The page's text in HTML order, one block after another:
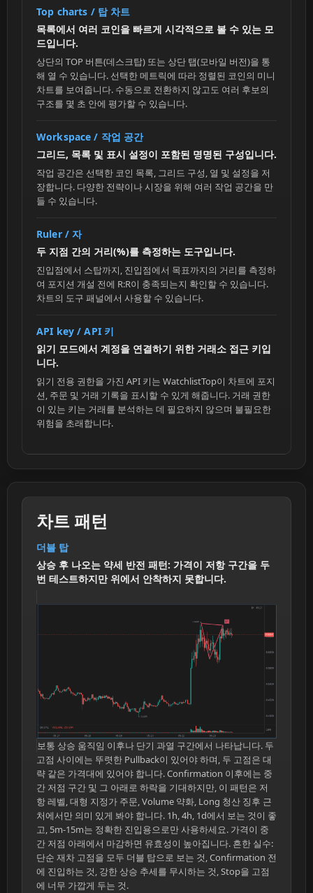
Top charts / 탑 차트
목록에서 여러 코인을 빠르게 시각적으로 볼 수 있는 모
드입니다.
상단의 TOP 버튼(데스크탑) 또는 상단 탭(모바일 버전)을 통
해 열 수 있습니다. 선택한 메트릭에 따라 정렬된 코인의 미니
차트를 보여줍니다. 수동으로 전환하지 않고도 여러 후보의
구조를 몇 초 안에 평가할 수 있습니다.
Workspace / 작업 공간
그리드, 목록 및 표시 설정이 포함된 명명된 구성입니다.
작업 공간은 선택한 코인 목록, 그리드 구성, 열 및 설정을 저
장합니다. 다양한 전략이나 시장을 위해 여러 작업 공간을 만
들 수 있습니다.
Ruler / 자
두 지점 간의 거리(%)를 측정하는 도구입니다.
진입점에서 스탑까지, 진입점에서 목표까지의 거리를 측정하
여 포지션 개설 전에 R:R이 충족되는지 확인할 수 있습니다.
차트의 도구 패널에서 사용할 수 있습니다.
API key / API 키
읽기 모드에서 계정을 연결하기 위한 거래소 접근 키입
니다.
읽기 전용 권한을 가진 API 키는 WatchlistTop이 차트에 포지
션, 주문 및 거래 기록을 표시할 수 있게 해줍니다. 거래 권한
이 있는 키는 거래를 분석하는 데 필요하지 않으며 불필요한
위험을 초래합니다.
차트 패턴
더블 탑
상승 후 나오는 약세 반전 패턴: 가격이 저항 구간을 두
번 테스트하지만 위에서 안착하지 못합니다.
보통 상승 움직임 이후나 단기 과열 구간에서 나타납니다. 두
고점 사이에는 뚜렷한 Pullback이 있어야 하며, 두 고점은 대
략 같은 가격대에 있어야 합니다. Confirmation 이후에는 중
간 저점 구간 및 그 아래로 하락을 기대하지만, 이 패턴은 저
항 레벨, 대형 지정가 주문, Volume 약화, Long 청산 징후 근
처에서만 의미 있게 봐야 합니다. 1h, 4h, 1d에서 보는 것이 좋
고, 5m-15m는 정확한 진입용으로만 사용하세요. 가격이 중
간 저점 아래에서 마감하면 유효성이 높아집니다. 흔한 실수:
단순 재차 고점을 모두 더블 탑으로 보는 것, Confirmation 전
에 진입하는 것, 강한 상승 추세를 무시하는 것, Stop을 고점
에 너무 가깝게 두는 것.